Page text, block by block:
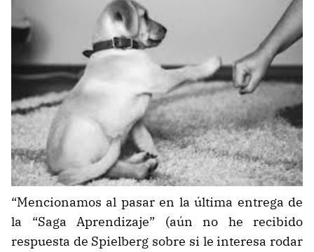
“Mencionamos al pasar en la última entrega de
la “Saga Aprendizaje” (aún no he recibido
respuesta de Spielberg sobre si le interesa rodar